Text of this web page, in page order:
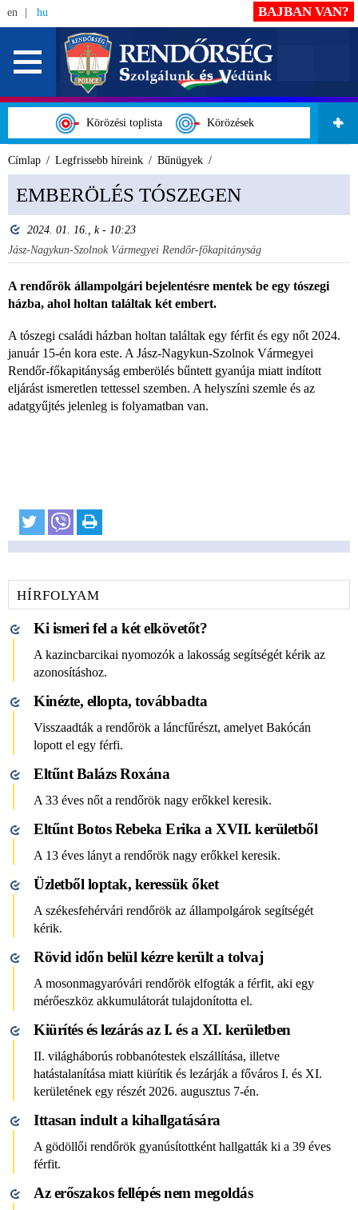
en hu
Körözési toplista Körözések
BAJBAN VAN?
Címlap Legfrissebb híreink Bűnügyek
EMBERÖLÉS TÓSZEGEN
2024. 01. 16., k - 10:23
Jász-Nagykun-Szolnok Vármegyei Rendőr-főkapitányság
A rendőrök állampolgári bejelentésre mentek be egy tószegi
házba, ahol holtan találtak két embert.
A tószegi családi házban holtan találtak egy férfit és egy nőt 2024.
január 15-én kora este. A Jász-Nagykun-Szolnok Vármegyei
Rendőr-főkapitányság emberölés bűntett gyanúja miatt indított
eljárást ismeretlen tettessel szemben. A helyszíni szemle és az
adatgyűjtés jelenleg is folyamatban van.
HÍRFOLYAM
Ki ismeri fel a két elkövetőt?
A kazincbarcikai nyomozók a lakosság segítségét kérik az
azonosításhoz.
Kinézte, ellopta, továbbadta
Visszaadták a rendőrök a láncfűrészt, amelyet Bakócán
lopott el egy férfi.
Eltűnt Balázs Roxána
A 33 éves nőt a rendőrök nagy erőkkel keresik.
Eltűnt Botos Rebeka Erika a XVII. kerületből
A 13 éves lányt a rendőrök nagy erőkkel keresik.
Üzletből loptak, keressük őket
A székesfehérvári rendőrök az állampolgárok segítségét
kérik.
Rövid időn belül kézre került a tolvaj
A mosonmagyaróvári rendőrök elfogták a férfit, aki egy
mérőeszköz akkumulátorát tulajdonította el.
Kiürítés és lezárás az I. és a XI. kerületben
II. világháborús robbanótestek elszállítása, illetve
hatástalanítása miatt kiürítik és lezárják a főváros I. és XI.
kerületének egy részét 2026. augusztus 7-én.
Ittasan indult a kihallgatására
A gödöllői rendőrök gyanúsítottként hallgatták ki a 39 éves
férfit.
Az erőszakos fellépés nem megoldás